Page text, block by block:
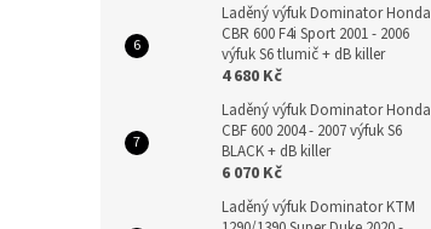
Laděný výfuk Dominator Honda
CBR 600 F4i Sport 2001 - 2006
výfuk S6 tlumič + dB killer
4 680 Kč
Laděný výfuk Dominator Honda
CBF 600 2004 - 2007 výfuk S6
BLACK + dB killer
6 070 Kč
Laděný výfuk Dominator KTM